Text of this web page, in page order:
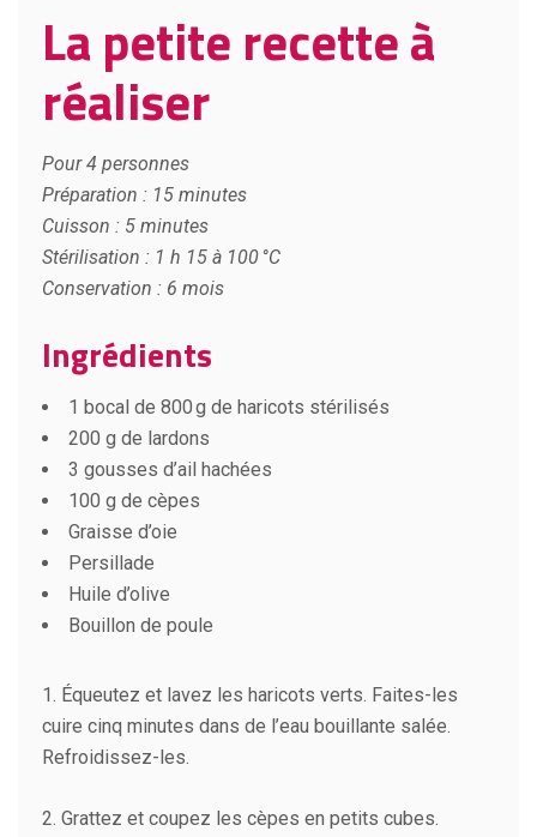
La petite recette à
réaliser
Pour 4 personnes
Préparation : 15 minutes
Cuisson : 5 minutes
Stérilisation : 1 h 15 à 100 °C
Conservation : 6 mois
Ingrédients
1 bocal de 800 g de haricots stérilisés
200 g de lardons
3 gousses d’ail hachées
100 g de cèpes
Graisse d’oie
Persillade
Huile d’olive
Bouillon de poule
1. Équeutez et lavez les haricots verts. Faites-les
cuire cinq minutes dans de l’eau bouillante salée.
Refroidissez-les.
2. Grattez et coupez les cèpes en petits cubes.